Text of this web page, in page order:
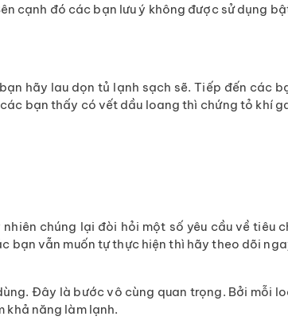
cạnh đó các bạn lưu ý không được sử dụng
hãy lau dọn tủ lạnh sạch sẽ. Tiếp đến các
bạn thấy có vết dầu loang thì chứng tỏ khí
chúng lại đòi hỏi một số yêu cầu về tiêu
vẫn muốn tự thực hiện thì hãy theo dõi
Đây là bước vô cùng quan trọng. Bởi mỗi
khả năng làm lạnh.